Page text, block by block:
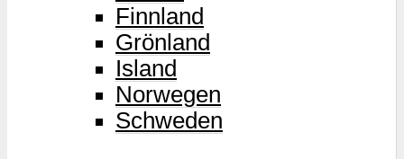
Finnland
Grönland
Island
Norwegen
Schweden